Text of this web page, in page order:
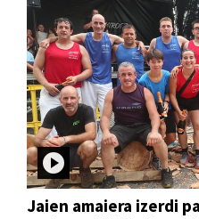
Jaien amaiera izerdi